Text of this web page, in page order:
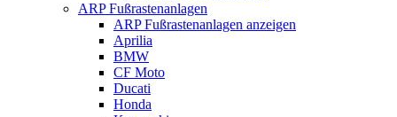
ARP Fußrastenanlagen
ARP Fußrastenanlagen anzeigen
Aprilia
BMW
CF Moto
Ducati
Honda